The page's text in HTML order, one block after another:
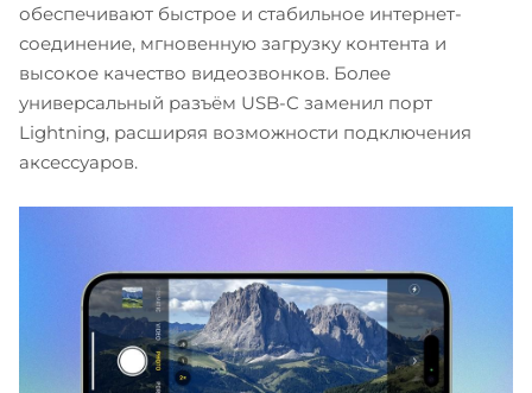
обеспечивают быстрое и стабильное интернет-
соединение, мгновенную загрузку контента и
высокое качество видеозвонков. Более
универсальный разъём USB-C заменил порт
Lightning, расширяя возможности подключения
аксессуаров.